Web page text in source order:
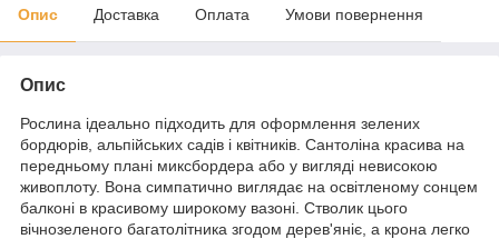
Опис Доставка Оплата Умови повернення
Опис
Рослина ідеально підходить для оформлення зелених
бордюрів, альпійських садів і квітників. Сантоліна красива на
передньому плані миксбордера або у вигляді невисокою
живоплоту. Вона симпатично виглядає на освітленому сонцем
балконі в красивому широкому вазоні. Стволик цього
вічнозеленого багатолітника згодом дерев'яніє, а крона легко